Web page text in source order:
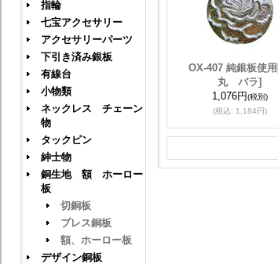
指輪
七宝アクセサリー
アクセサリーパーツ
下引き済み銀板
有線台
小物類
ネックレス チェーン
物
タックピン
紳士物
銅生地 額 ホーロー
板
切銅板
プレス銅板
額、ホーロー板
デザイン銅板
OX-407 純銀板使用
丸 バラ]
1,076円(税別)
(税込: 1,184円)